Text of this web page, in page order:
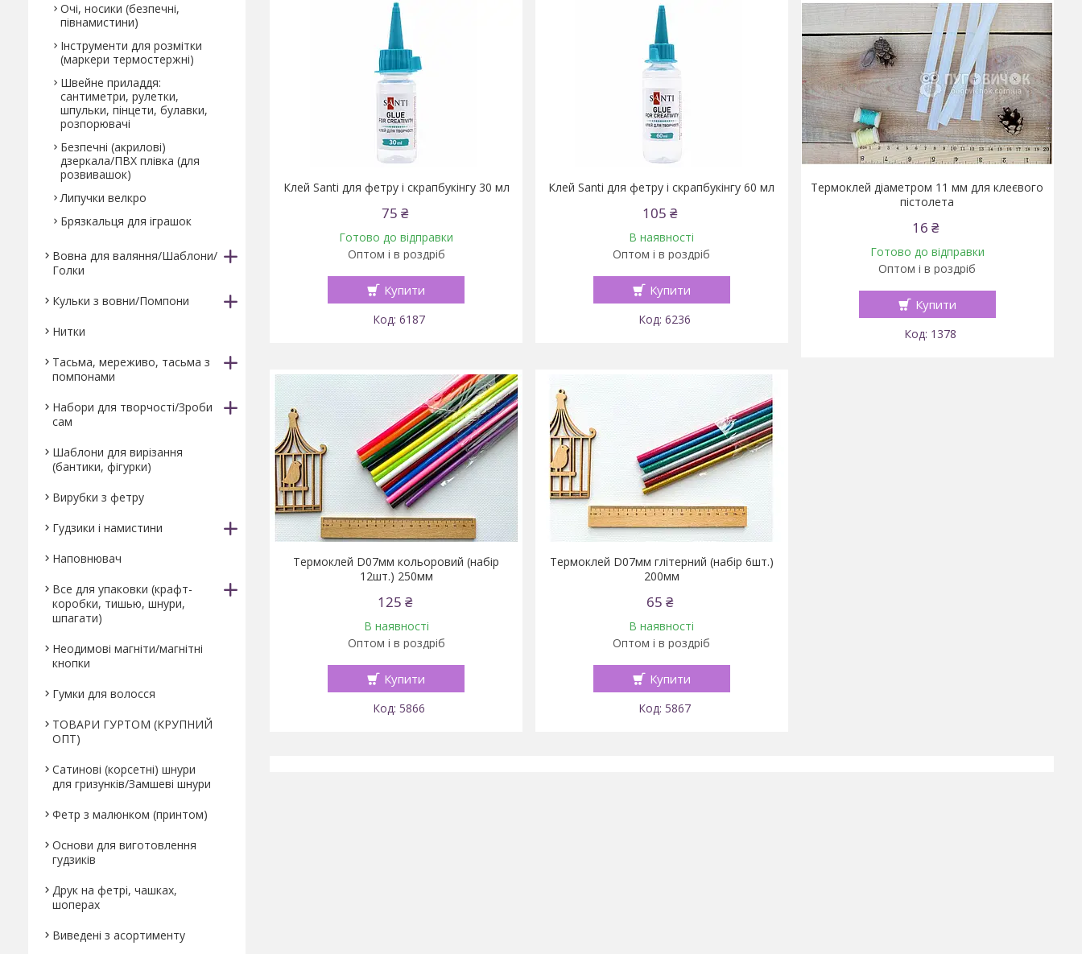
Клей Santi для фетру і скрапбукінгу 30 мл
75 ₴
Готово до відправки
Оптом і в роздріб
Купити
6187
Клей Santi для фетру і скрапбукінгу 60 мл
105 ₴
В наявності
Оптом і в роздріб
Купити
6236
Термоклей діаметром 11 мм для клеєвого
пістолета
16 ₴
Готово до відправки
Оптом і в роздріб
Купити
1378
Термоклей D07мм кольоровий (набір
12шт.) 250мм
125 ₴
В наявності
Оптом і в роздріб
Купити
5866
Термоклей D07мм глітерний (набір 6шт.)
200мм
65 ₴
В наявності
Оптом і в роздріб
Купити
5867
Очі, носики (безпечні,
півнамистини)
Інструменти для розмітки
(маркери термостержні)
Швейне приладдя:
сантиметри, рулетки,
шпульки, пінцети, булавки,
розпорювачі
Безпечні (акрилові)
дзеркала/ПВХ плівка (для
розвивашок)
Липучки велкро
Брязкальця для іграшок
Вовна для валяння/Шаблони/
Голки
Кульки з вовни/Помпони
Нитки
Тасьма, мереживо, тасьма з
помпонами
Набори для творчості/Зроби
сам
Шаблони для вирізання
(бантики, фігурки)
Вирубки з фетру
Гудзики і намистини
Наповнювач
Все для упаковки (крафт-
коробки, тишью, шнури,
шпагати)
Неодимові магніти/магнітні
кнопки
Гумки для волосся
ТОВАРИ ГУРТОМ (КРУПНИЙ
ОПТ)
Сатинові (корсетні) шнури
для гризунків/Замшеві шнури
Фетр з малюнком (принтом)
Основи для виготовлення
гудзиків
Друк на фетрі, чашках,
шоперах
Виведені з асортименту